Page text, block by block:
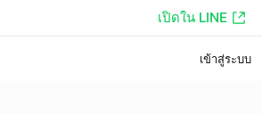
เปิดใน LINE
เข้าสู่ระบบ